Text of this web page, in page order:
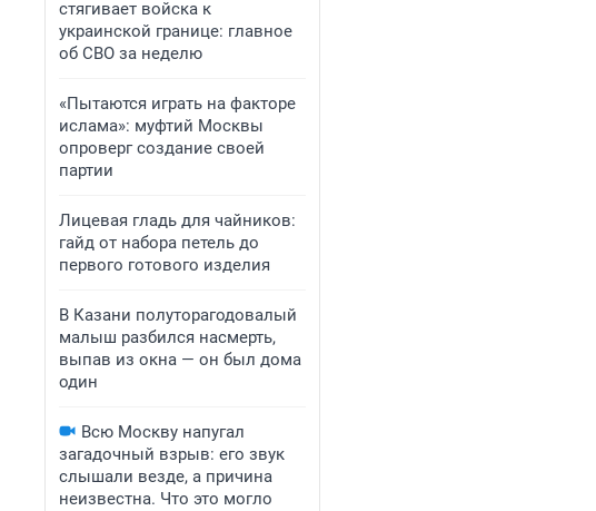
стягивает войска к
украинской границе: главное
об СВО за неделю
«Пытаются играть на факторе
ислама»: муфтий Москвы
опроверг создание своей
партии
Лицевая гладь для чайников:
гайд от набора петель до
первого готового изделия
В Казани полуторагодовалый
малыш разбился насмерть,
выпав из окна — он был дома
один
Всю Москву напугал
загадочный взрыв: его звук
слышали везде, а причина
неизвестна. Что это могло